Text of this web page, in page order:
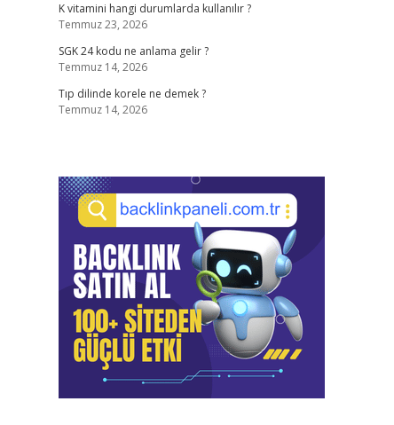
K vitamini hangi durumlarda kullanılır ?
Temmuz 23, 2026
SGK 24 kodu ne anlama gelir ?
Temmuz 14, 2026
Tıp dilinde korele ne demek ?
Temmuz 14, 2026